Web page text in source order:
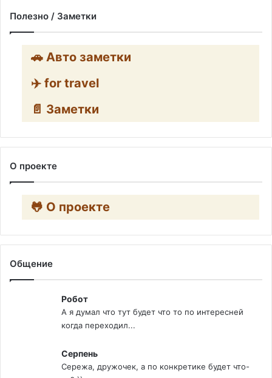
Полезно / Заметки
🚗 Авто заметки
✈️ for travel
📄 Заметки
О проекте
🐸 О проекте
Общение
Робот
А я думал что тут будет что то по интересней
когда переходил...
Серпень
Сережа, дружочек, а по конкретике будет что-